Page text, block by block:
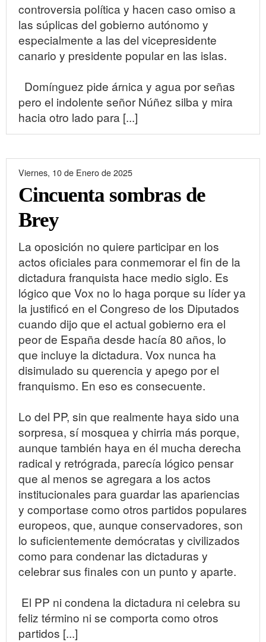
controversia política y hacen caso omiso a
las súplicas del gobierno autónomo y
especialmente a las del vicepresidente
canario y presidente popular en las islas.
Domínguez pide árnica y agua por señas
pero el indolente señor Núñez silba y mira
hacia otro lado para [...]
Viernes, 10 de Enero de 2025
Cincuenta sombras de
Brey
La oposición no quiere participar en los
actos oficiales para conmemorar el fin de la
dictadura franquista hace medio siglo. Es
lógico que Vox no lo haga porque su líder ya
la justificó en el Congreso de los Diputados
cuando dijo que el actual gobierno era el
peor de España desde hacía 80 años, lo
que incluye la dictadura. Vox nunca ha
disimulado su querencia y apego por el
franquismo. En eso es consecuente.
Lo del PP, sin que realmente haya sido una
sorpresa, sí mosquea y chirria más porque,
aunque también haya en él mucha derecha
radical y retrógrada, parecía lógico pensar
que al menos se agregara a los actos
institucionales para guardar las apariencias
y comportase como otros partidos populares
europeos, que, aunque conservadores, son
lo suficientemente demócratas y civilizados
como para condenar las dictaduras y
celebrar sus finales con un punto y aparte.
El PP ni condena la dictadura ni celebra su
feliz término ni se comporta como otros
partidos [...]